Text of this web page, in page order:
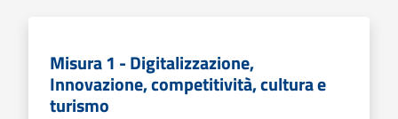
Misura 1 - Digitalizzazione,
Innovazione, competitività, cultura e
turismo